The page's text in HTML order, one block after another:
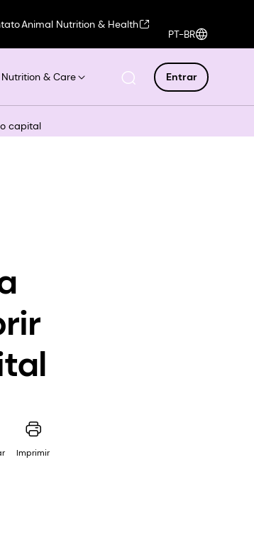
Animal Nutrition & Health
PT-BR
Nutrition & Care Entrar
capital
Imprimir